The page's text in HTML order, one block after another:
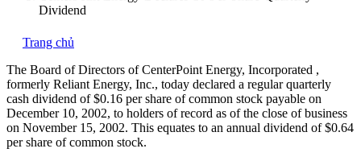
Dividend
Trang chủ
The Board of Directors of CenterPoint Energy, Incorporated ,
formerly Reliant Energy, Inc., today declared a regular quarterly
cash dividend of $0.16 per share of common stock payable on
December 10, 2002, to holders of record as of the close of business
on November 15, 2002. This equates to an annual dividend of $0.64
per share of common stock.